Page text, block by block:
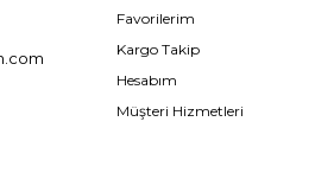
Favorilerim
Kargo Takip
Hesabım
Müşteri Hizmetleri